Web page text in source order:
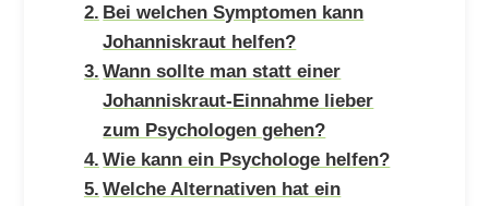
Bei welchen Symptomen kann
Johanniskraut helfen?
Wann sollte man statt einer
Johanniskraut-Einnahme lieber
zum Psychologen gehen?
Wie kann ein Psychologe helfen?
Welche Alternativen hat ein